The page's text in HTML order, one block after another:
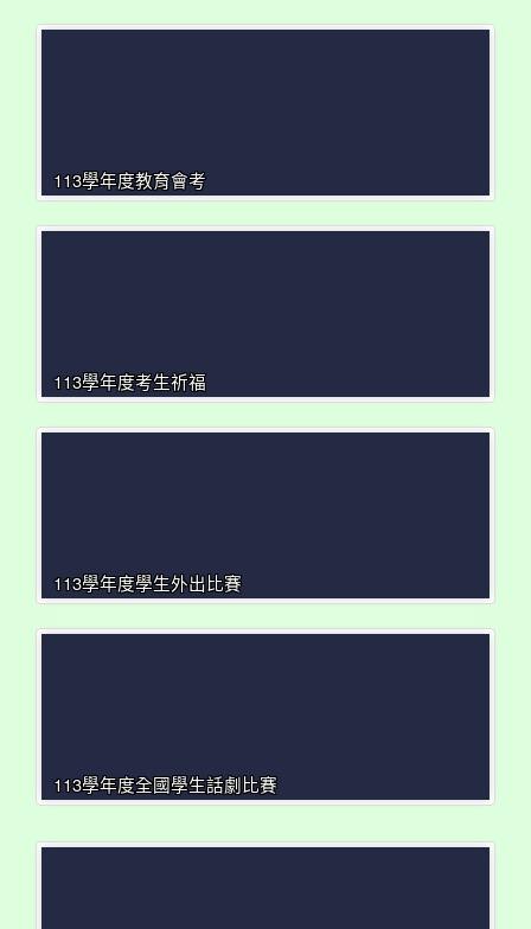
113學年度教育會考
113學年度考生祈福
113學年度學生外出比賽
113學年度全國學生話劇比賽